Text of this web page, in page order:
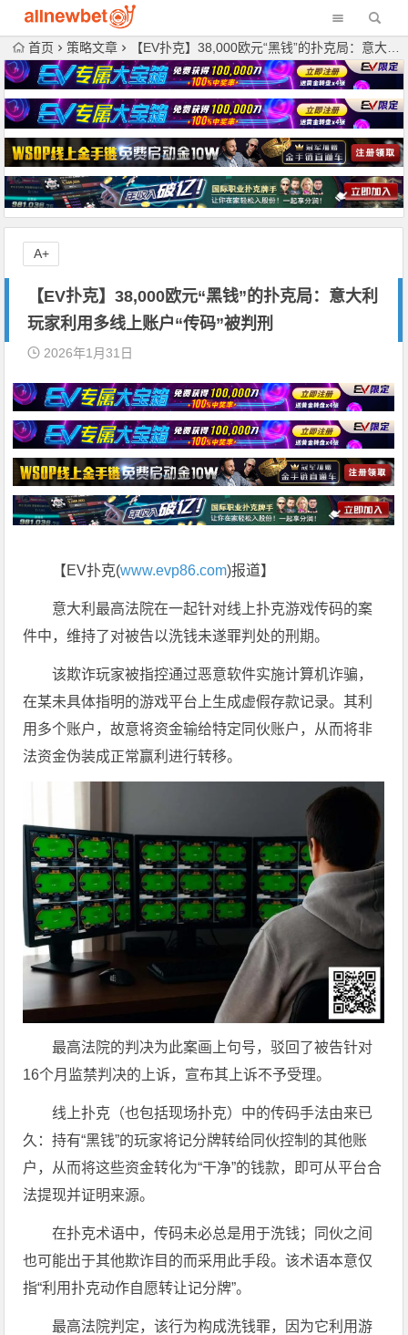
首页 策略文章 【EV扑克】38,000欧元“黑钱”的扑克局：意大利玩家利用多线上账户“传码”被判刑
【EV扑克】38,000欧元“黑钱”的扑克局：意大利
玩家利用多线上账户“传码”被判刑
2026年1月31日
【EV扑克(www.evp86.com)报道】
意大利最高法院在一起针对线上扑克游戏传码的案
件中，维持了对被告以洗钱未遂罪判处的刑期。
该欺诈玩家被指控通过恶意软件实施计算机诈骗，
在某未具体指明的游戏平台上生成虚假存款记录。其利
用多个账户，故意将资金输给特定同伙账户，从而将非
法资金伪装成正常赢利进行转移。
最高法院的判决为此案画上句号，驳回了被告针对
16个月监禁判决的上诉，宣布其上诉不予受理。
线上扑克（也包括现场扑克）中的传码手法由来已
久：持有“黑钱”的玩家将记分牌转给同伙控制的其他账
户，从而将这些资金转化为“干净”的钱款，即可从平台合
法提现并证明来源。
在扑克术语中，传码未必总是用于洗钱；同伙之间
也可能出于其他欺诈目的而采用此手段。该术语本意仅
指“利用扑克动作自愿转让记分牌”。
最高法院判定，该行为构成洗钱罪，因为它利用游
A+